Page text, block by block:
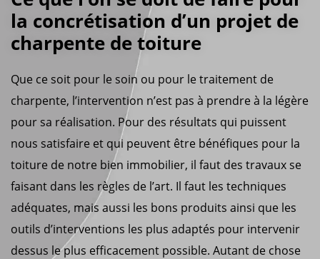
la concrétisation d’un projet de
charpente de toiture
Que ce soit pour le soin ou pour le traitement de
charpente, l’intervention n’est pas à prendre à la légère
pour sa réalisation. Pour des résultats qui puissent
nous satisfaire et qui peuvent être bénéfiques pour la
toiture de notre bien immobilier, il faut des travaux se
faisant dans les règles de l’art. Il faut les techniques
adéquates, mais aussi les bons produits ainsi que les
outils d’interventions les plus adaptés pour intervenir
dessus le plus efficacement possible. Autant de chose